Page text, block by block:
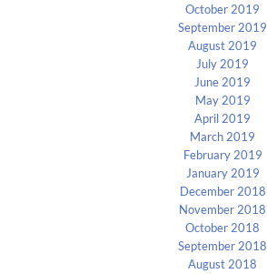
October 2019
September 2019
August 2019
July 2019
June 2019
May 2019
April 2019
March 2019
February 2019
January 2019
December 2018
November 2018
October 2018
September 2018
August 2018